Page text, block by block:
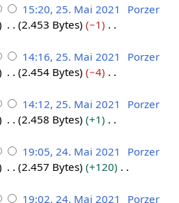
15:20, 25. Mai 2021
Porzer
2.453 Bytes
−1
14:16, 25. Mai 2021
Porzer
2.454 Bytes
−4
14:12, 25. Mai 2021
Porzer
2.458 Bytes
+1
19:05, 24. Mai 2021
Porzer
2.457 Bytes
+120
19:02, 24. Mai 2021
Porzer